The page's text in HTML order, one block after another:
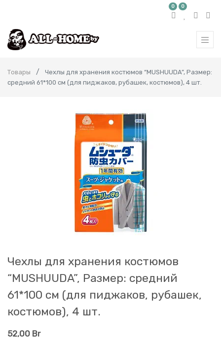
0 0
Товары
Чехлы для хранения костюмов “MUSHUUDA”, Размер:
средний 61*100 см (для пиджаков, рубашек, костюмов), 4 шт.
Чехлы для хранения костюмов
“MUSHUUDA”, Размер: средний
61*100 см (для пиджаков, рубашек,
костюмов), 4 шт.
52,00 Br